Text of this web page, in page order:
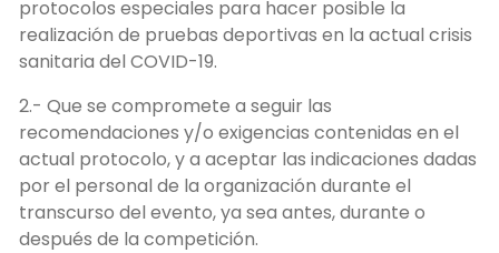
protocolos especiales para hacer posible la
realización de pruebas deportivas en la actual crisis
sanitaria del COVID-19.
2.- Que se compromete a seguir las
recomendaciones y/o exigencias contenidas en el
actual protocolo, y a aceptar las indicaciones dadas
por el personal de la organización durante el
transcurso del evento, ya sea antes, durante o
después de la competición.